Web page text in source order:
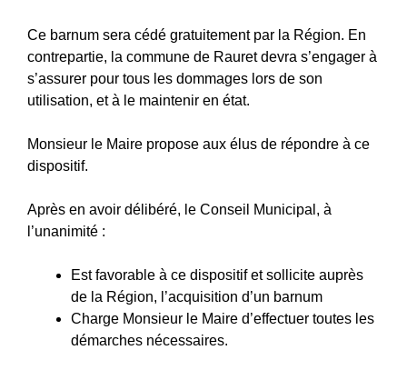
Ce barnum sera cédé gratuitement par la Région. En
contrepartie, la commune de Rauret devra s’engager à
s’assurer pour tous les dommages lors de son
utilisation, et à le maintenir en état.
Monsieur le Maire propose aux élus de répondre à ce
dispositif.
Après en avoir délibéré, le Conseil Municipal, à
l’unanimité :
Est favorable à ce dispositif et sollicite auprès
de la Région, l’acquisition d’un barnum
Charge Monsieur le Maire d’effectuer toutes les
démarches nécessaires.